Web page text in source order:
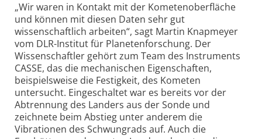
„Wir waren in Kontakt mit der Kometenoberfläche
und können mit diesen Daten sehr gut
wissenschaftlich arbeiten“, sagt Martin Knapmeyer
vom DLR-Institut für Planetenforschung. Der
Wissenschaftler gehört zum Team des Instruments
CASSE, das die mechanischen Eigenschaften,
beispielsweise die Festigkeit, des Kometen
untersucht. Eingeschaltet war es bereits vor der
Abtrennung des Landers aus der Sonde und
zeichnete beim Abstieg unter anderem die
Vibrationen des Schwungrads auf. Auch die